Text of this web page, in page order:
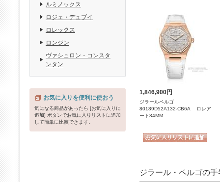
1,846,900円
ジラールペルゴ
80189D52A132-CB6A ロレア
ート34MM
ジラール・ペルゴの手
ルミノックス
ロジェ・デュブイ
ロレックス
ロンジン
ヴァシュロン・コンスタ
ンタン
お気に入りを便利に使おう
気になる商品があったら [お気に入りに
追加] ボタンでお気に入りリストに追加
して簡単に比較できます。